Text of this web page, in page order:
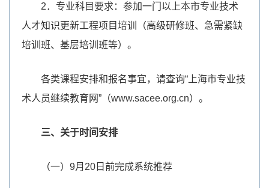
2．专业科目要求：参加一门以上本市专业技术
人才知识更新工程项目培训（高级研修班、急需紧缺
培训班、基层培训班等）。
各类课程安排和报名事宜，请查询“上海市专业技
术人员继续教育网”（www.sacee.org.cn）。
三、关于时间安排
（一）9月20日前完成系统推荐